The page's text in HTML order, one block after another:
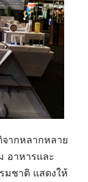
ากหลากหลาย
อาหารและ
มชาติ แสดงให้